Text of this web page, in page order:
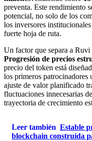
preventa. Este rendimiento
potencial, no solo de los
los inversores
fuerte hoja de ruta.
Un factor que separa a Ruvi
Progresión de precios
precio del token está
los primeros patrocinadores
ajuste de valor planificado
fluctuaciones innecesarias
trayectoria de crecimiento
Leer también Estable
blockchain construida